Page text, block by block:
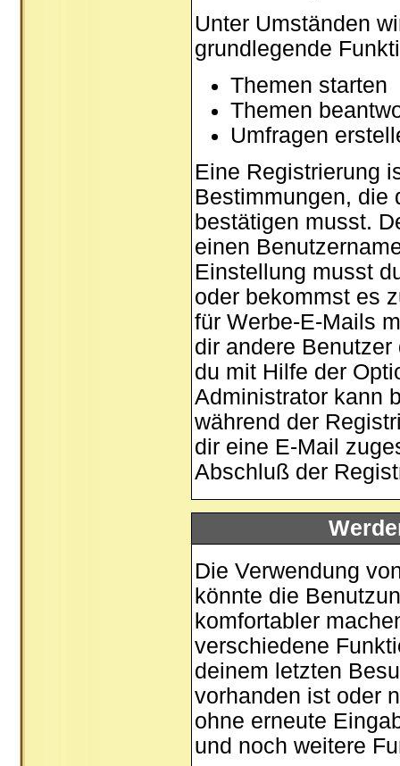
Unter Umständen
grundlegende
Themen starten
Themen
Umfragen
Eine Registrierung
Bestimmungen, die
bestätigen musst.
einen
Einstellung musst
oder bekommst es
für Werbe-E-Mails
dir andere
du mit Hilfe der
Administrator kann
während der
dir eine E-Mail
Abschluß der
Die Verwendung
könnte die
komfortabler
verschiedene
deinem letzten
vorhanden ist oder
ohne erneute
und noch weitere